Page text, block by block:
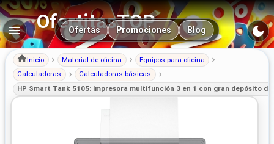
OfertitasTOP
Navegación principal
Ofertas Promociones Blog
Inicio Material de oficina
Equipos para oficina
Calculadoras
Calculadoras básicas
HP Smart Tank 5105: Impresora multifunción 3 en 1 con gran depósito de